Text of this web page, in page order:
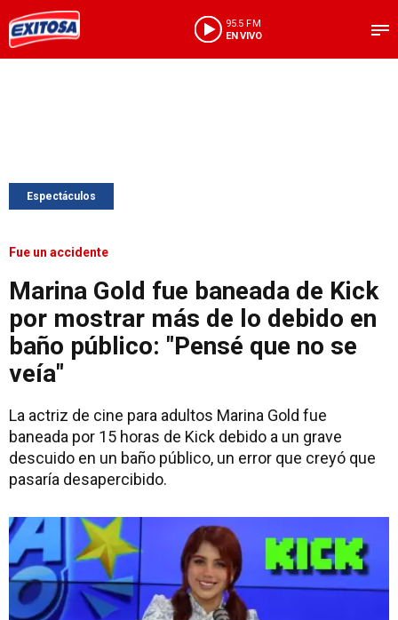
95.5 FM
EN VIVO
Espectáculos
Fue un accidente
Marina Gold fue baneada de Kick
por mostrar más de lo debido en
baño público: "Pensé que no se
veía"
La actriz de cine para adultos Marina Gold fue
baneada por 15 horas de Kick debido a un grave
descuido en un baño público, un error que creyó que
pasaría desapercibido.